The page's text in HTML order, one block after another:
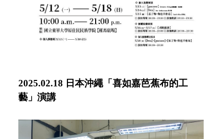
2025.02.18 日本沖繩「喜如嘉芭蕉布的工
藝」演講